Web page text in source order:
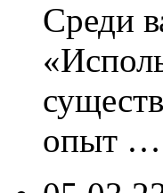
Среди
опыт …